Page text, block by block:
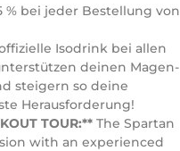
% bei jeder Bestellung von
Isodrink bei allen
deinen Magen-
steigern so deine
Herausforderung!
TOUR:** The Spartan
with an experienced